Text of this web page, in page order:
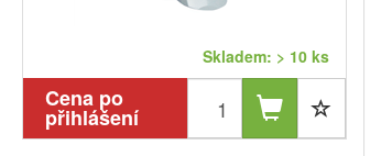
Skladem: > 10 ks
Cena po
přihlášení